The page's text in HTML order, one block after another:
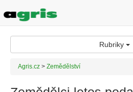
Rubriky
Agris.cz > Zemědělství